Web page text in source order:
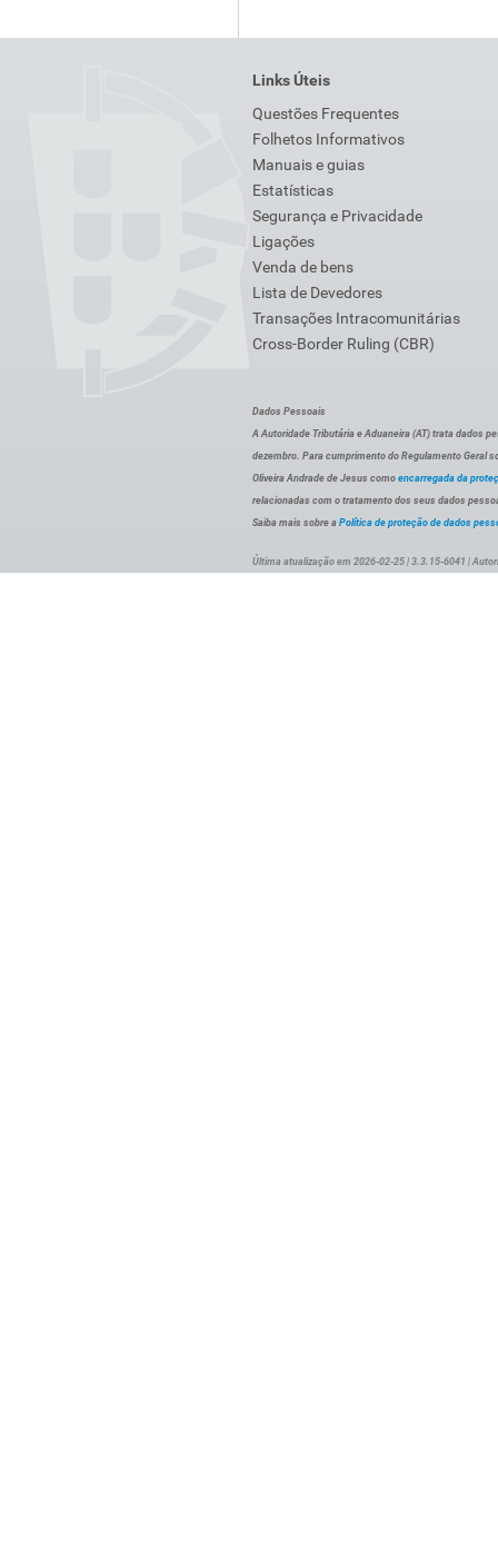
Links Úteis
Questões Frequentes
Folhetos Informativos
Manuais e guias
Estatísticas
Segurança e Privacidade
Ligações
Venda de bens
Lista de Devedores
Transações Intracomunitárias
Cross-Border Ruling (CBR)
Dados Pessoais
A Autoridade Tributária e Aduaneira (AT) trata dados
dezembro. Para cumprimento do Regulamento Geral
Oliveira Andrade de Jesus como encarregada da
relacionadas com o tratamento dos seus dados
Saiba mais sobre a Política de proteção de dados
Última atualização em 2026-02-25 | 3.3.15-6041 |